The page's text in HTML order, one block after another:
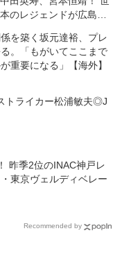
のレジェンドが広島で
を築く坂元達裕、プレ
。「もがいてここまで
重要になる」【海外】
トライカー松浦敏夫◎J
昨季2位のINAC神戸レ
東京ヴェルディベレー
Recommended by